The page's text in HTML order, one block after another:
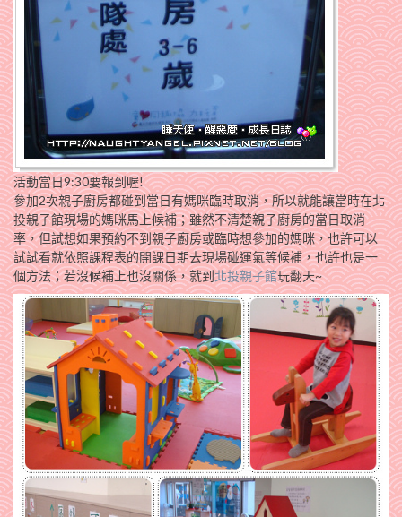
活動當日9:30要報到喔!
參加2次親子廚房都碰到當日有媽咪臨時取消，所以就能讓當時在北
投親子館現場的媽咪馬上候補；雖然不清楚親子廚房的當日取消
率，但試想如果預約不到親子廚房或臨時想參加的媽咪，也許可以
試試看就依照課程表的開課日期去現場碰運氣等候補，也許也是一
個方法；若沒候補上也沒關係，就到北投親子館玩翻天~